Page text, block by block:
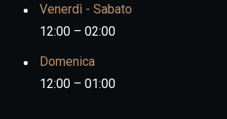
Venerdì - Sabato
12:00 – 02:00
Domenica
12:00 – 01:00